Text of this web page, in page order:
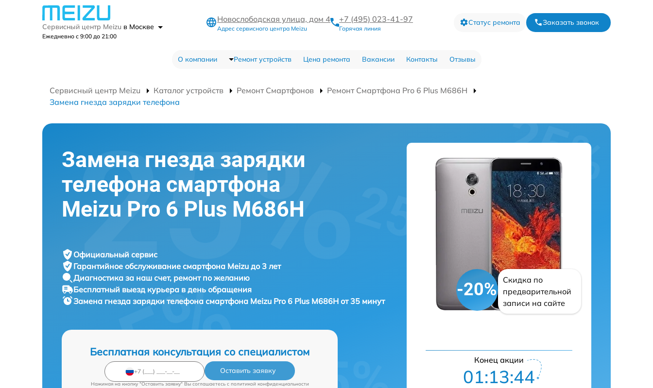
Сервисный центр Meizu в Москве
Ежедневно с 9:00 до 21:00
Новослободская улица, дом 4
Адрес сервисного центра Meizu
+7 (495) 023-41-97
Горячая линия
Статус ремонта Заказать звонок
О компании Ремонт устройств Цена ремонта Вакансии Контакты Отзывы
Сервисный центр Meizu Каталог устройств Ремонт Смартфонов
Ремонт Смартфона Pro 6 Plus M686H
Замена гнезда зарядки телефона
Замена гнезда зарядки
телефона смартфона
Meizu Pro 6 Plus M686H
Официальный сервис
Гарантийное обслуживание смартфона Meizu до 3 лет
Диагностика за наш счет, ремонт по желанию
Бесплатный выезд курьера в день обращения
Замена гнезда зарядки телефона смартфона Meizu Pro 6 Plus M686H от 35 минут
Бесплатная консультация со специалистом
Оставить заявку
Нажимая на кнопку "Оставить заявку" Вы соглашаетесь c политикой конфиденциальности
-20%
Скидка по
предварительной
записи на сайте
Конец акции
01:13:42